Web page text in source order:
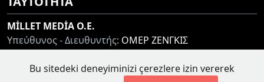
MİLLET MEDİA O.E.
Υπεύθυνος - Διευθυντής: ΟΜΕΡ ΖΕΝΓΚΙΣ
Διεύθυνση:ΜΙΑΟΥΛΗ 7-9, ΞΑΝΘΗ 67100
Bu sitedeki deneyiminizi çerezlere izin vererek